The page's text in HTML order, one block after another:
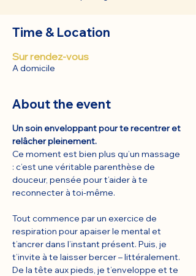
Time & Location
Sur rendez-vous
A domicile
About the event
Un soin enveloppant pour te recentrer et
relâcher pleinement.
Ce moment est bien plus qu’un massage
: c’est une véritable parenthèse de
douceur, pensée pour t’aider à te
reconnecter à toi-même.
Tout commence par un exercice de
respiration pour apaiser le mental et
t’ancrer dans l’instant présent. Puis, je
t’invite à te laisser bercer – littéralement.
De la tête aux pieds, je t’enveloppe et te